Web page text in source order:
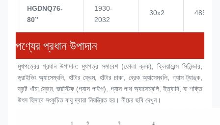
HGDNQ76-
80’’
1930-
2032
30x2 4855
পণ্যের প্রধান উপাদান
মুখপত্রের প্রধান উপাদান: মুখপত্র সমাবেশ (ফোলা ব্লক), ক্লিয়ারেন্স সিলিন্ডার,
ড্রাইভিং অ্যাসেম্বলি, হাঁটার ফ্রেম, হাঁটার চাকা, ব্রেক অ্যাসেম্বলি, গ্যাস ট্যাঙ্ক,
ফ্রন্ট খাঁচা ফ্রেম, জয়স্টিক (গ্যাস পাইপ), গ্যাস পাথ অ্যাসেম্বলি, ইত্যাদি, যা শক্তি
উৎস হিসাবে সংকুচিত বায়ু দ্বারা নিয়ন্ত্রিত হয়। নীচের ছবি দেখুন।